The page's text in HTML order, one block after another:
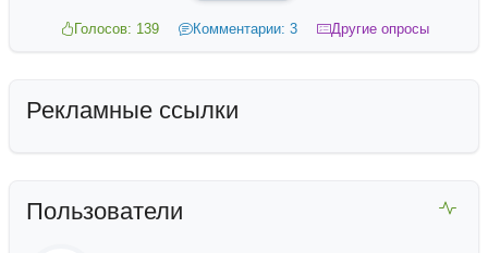
Голосов: 139 Комментарии: 3 Другие опросы
Рекламные ссылки
Пользователи